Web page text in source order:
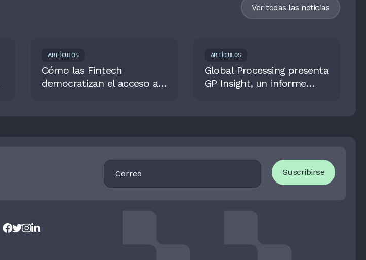
Ver todas las noticias
ARTÍCULOS
Cómo las Fintech
democratizan el acceso a
ARTÍCULOS
Global Processing presenta
GP Insight, un informe
Suscribirse